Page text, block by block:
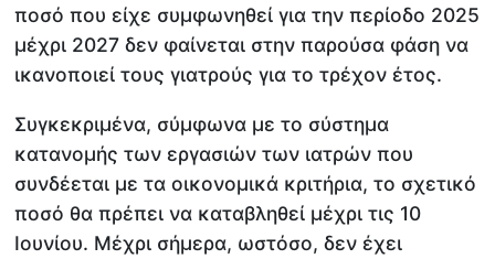
ποσό που είχε συμφωνηθεί για την περίοδο 2025
μέχρι 2027 δεν φαίνεται στην παρούσα φάση να
ικανοποιεί τους γιατρούς για το τρέχον έτος.
Συγκεκριμένα, σύμφωνα με το σύστημα
κατανομής των εργασιών των ιατρών που
συνδέεται με τα οικονομικά κριτήρια, το σχετικό
ποσό θα πρέπει να καταβληθεί μέχρι τις 10
Ιουνίου. Μέχρι σήμερα, ωστόσο, δεν έχει